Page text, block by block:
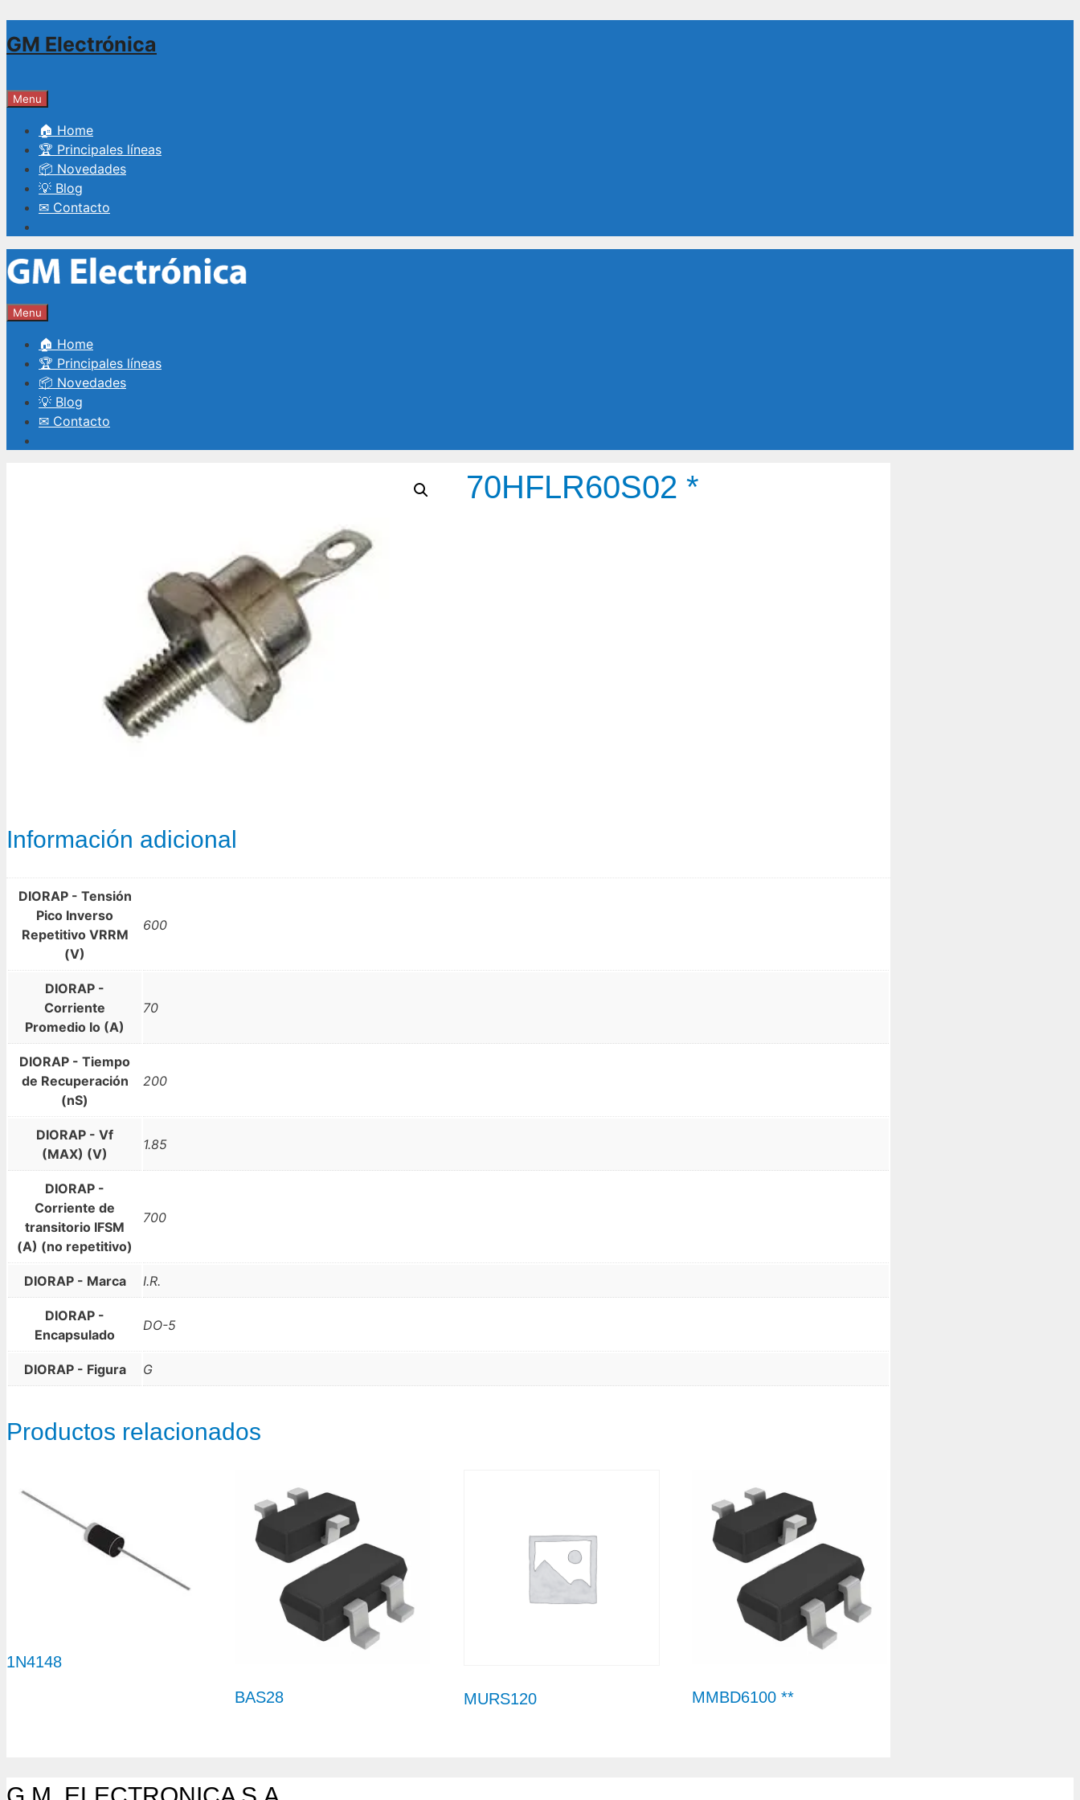
al
GM Electrónica
Menu
🏠 Home
🏆 Principales líneas
📦 Novedades
💡 Blog
✉ Contacto
Menu
🏠 Home
🏆 Principales líneas
📦 Novedades
💡 Blog
✉ Contacto
70HFLR60S02 *
Información adicional
DIORAP - Tensión
Pico Inverso
Repetitivo VRRM
(V)
600
DIORAP -
Corriente
Promedio Io (A)
70
DIORAP - Tiempo
de Recuperación
(nS)
200
DIORAP - Vf
(MAX) (V)
1.85
DIORAP -
Corriente de
transitorio IFSM
(A) (no repetitivo)
700
DIORAP - Marca I.R.
DIORAP -
Encapsulado
DO-5
DIORAP - Figura G
Productos relacionados
1N4148
BAS28 MURS120 MMBD6100 **